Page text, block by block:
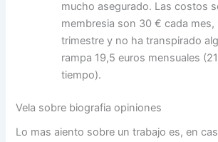
mucho asegurado. Las costos
membresia son 30 € cada mes,
trimestre y no ha transpirado
rampa 19,5 euros mensuales
tiempo).
Vela sobre biografia opiniones
Lo mas aiento sobre un trabajo es, en